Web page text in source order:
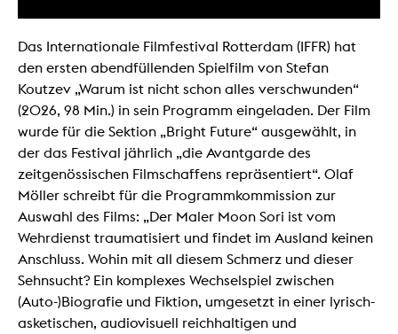
Das Internationale Filmfestival Rotterdam (IFFR) hat
den ersten abendfüllenden Spielfilm von Stefan
Koutzev „Warum ist nicht schon alles verschwunden“
(2026, 98 Min.) in sein Programm eingeladen. Der Film
wurde für die Sektion „Bright Future“ ausgewählt, in
der das Festival jährlich „die Avantgarde des
zeitgenössischen Filmschaffens repräsentiert“. Olaf
Möller schreibt für die Programmkommission zur
Auswahl des Films: „Der Maler Moon Sori ist vom
Wehrdienst traumatisiert und findet im Ausland keinen
Anschluss. Wohin mit all diesem Schmerz und dieser
Sehnsucht? Ein komplexes Wechselspiel zwischen
(Auto-)Biografie und Fiktion, umgesetzt in einer lyrisch-
asketischen, audiovisuell reichhaltigen und